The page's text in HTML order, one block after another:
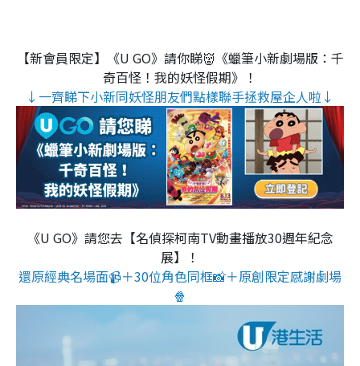
【新會員限定】《U GO》請你睇👹《蠟筆小新劇場版：千
奇百怪！我的妖怪假期》！
↓一齊睇下小新同妖怪朋友們點樣聯手拯救屋企人啦↓
《U GO》請您去【名偵探柯南TV動畫播放30週年紀念
展】！
還原經典名場面📹＋30位角色同框📸＋原創限定感謝劇場
🍿